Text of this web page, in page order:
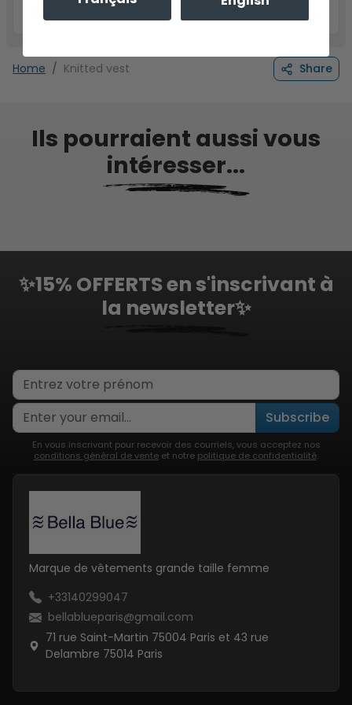
Description
Home Knitted vest Share
Ils pourraient aussi vous
intéresser...
✨15% OFFERTS en s'inscrivant à
la newsletter✨
Subscribe
En vous inscrivant pour recevoir des courriels, vous acceptez nos
conditions général de vente et notre politique de confidentialité.
Marque de vêtements grande taille femme
+33140299047
bellablueparis@gmail.com
71 rue Saint-Martin 75004 Paris et 43 rue
Delambre 75014 Paris